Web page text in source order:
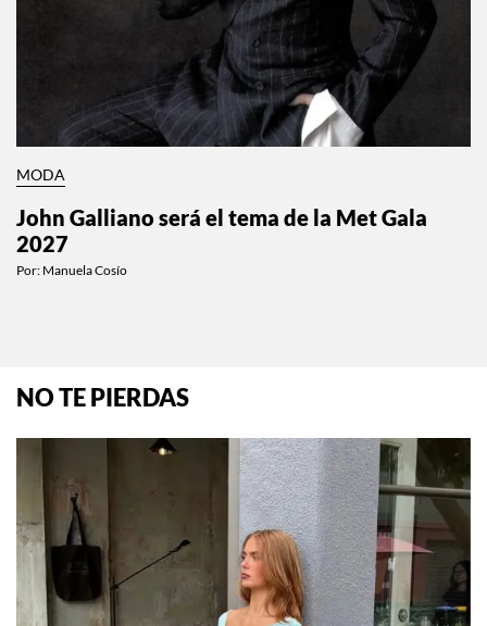
MODA
John Galliano será el tema de la Met Gala
2027
Por: Manuela Cosío
NO TE PIERDAS